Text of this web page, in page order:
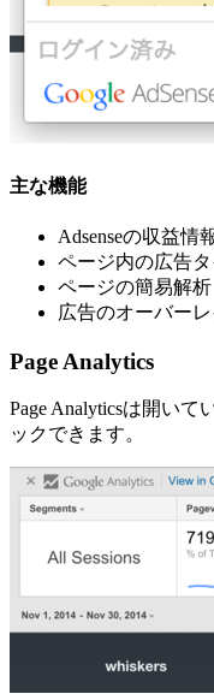
主な機能
Adsenseの収益情
ページ内の広告
ページの簡易解析
広告のオーバーレ
Page Analytics
Page Analyticsは開い
ックできます。